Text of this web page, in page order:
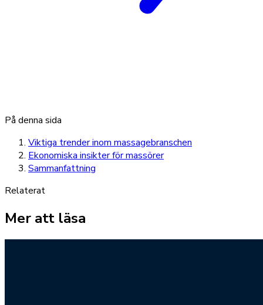
På denna sida
Viktiga trender inom massagebranschen
Ekonomiska insikter för massörer
Sammanfattning
Relaterat
Mer att läsa